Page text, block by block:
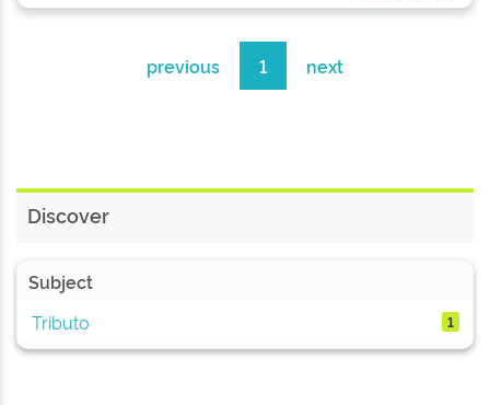
previous 1 next
Discover
Subject
Tributo
1